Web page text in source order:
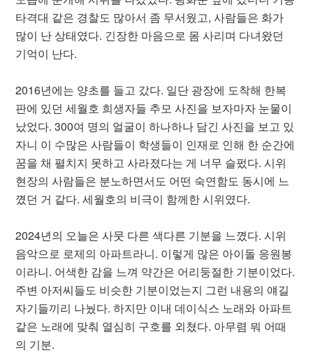
타격대 같은 경찰도 많아서 좀 무서웠고, 사람들은 화가
많이 난 상태였다. 긴장한 마음으로 몸 사리며 다녀왔던
기억이 난다.
2016년에는 양초를 들고 갔다. 일단 광장에 도착해 한복
판에 있던 세월호 희생자들 추모 사진을 보자마자 눈물이
났었다. 300여 명의 얼굴이 하나하나 담긴 사진을 보고 있
자니 이 수많은 사람들이 학생들이 인재로 인해 한 순간에
꿈을 채 펼치지 못하고 사라졌다는 게 너무 슬펐다. 시위
현장의 사람들은 분노하면서도 어떤 숙연함도 동시에 느
꼈던 거 같다. 세월호의 비극이 함께한 시위였다.
2024년의 오늘은 사뭇 다른 색다른 기분을 느꼈다. 시위
음악으로 로제의 아파트라니. 이렇게 많은 아이돌 응원봉
이라니. 어색한 감을 느껴 약간은 어리둥절한 기분이었다.
주변 아저씨들도 비슷한 기분이었는지 그런 내용의 얘길
자기들끼리 나눴다. 하지만 이내 데이식스 노래와 아파트
같은 노래에 맞춰 열심히 구호를 외쳤다. 아무렴 뭐 어때
의 기분.